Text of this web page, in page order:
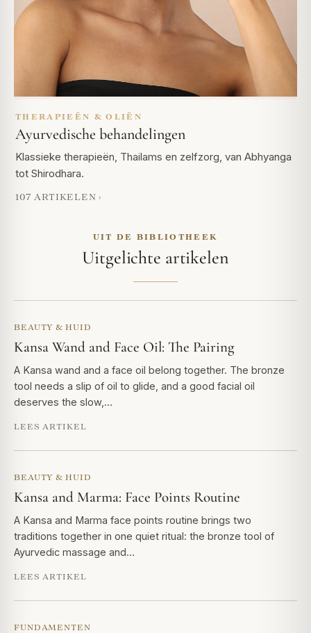
THERAPIEËN & OLIËN
Ayurvedische behandelingen
Klassieke therapieën, Thailams en zelfzorg, van Abhyanga
tot Shirodhara.
107 ARTIKELEN ›
UIT DE BIBLIOTHEEK
Uitgelichte artikelen
BEAUTY & HUID
Kansa Wand and Face Oil: The Pairing
A Kansa wand and a face oil belong together. The bronze
tool needs a slip of oil to glide, and a good facial oil
deserves the slow,…
LEES ARTIKEL
BEAUTY & HUID
Kansa and Marma: Face Points Routine
A Kansa and Marma face points routine brings two
traditions together in one quiet ritual: the bronze tool of
Ayurvedic massage and…
LEES ARTIKEL
FUNDAMENTEN